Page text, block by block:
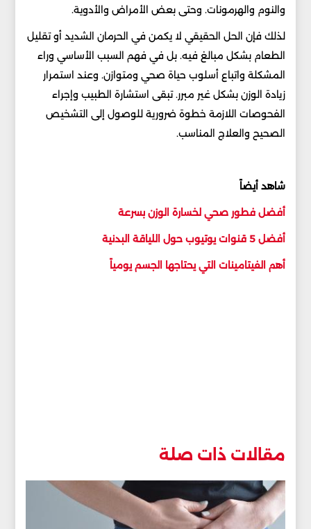
والنوم والهرمونات. وحتى بعض الأمراض والأدوية.
لذلك فإن الحل الحقيقي لا يكمن في الحرمان الشديد أو تقليل
الطعام بشكل مبالغ فيه. بل في فهم السبب الأساسي وراء
المشكلة واتباع أسلوب حياة صحي ومتوازن. وعند استمرار
زيادة الوزن بشكل غير مبرر. تبقى استشارة الطبيب وإجراء
الفحوصات اللازمة خطوة ضرورية للوصول إلى التشخيص
الصحيح والعلاج المناسب.
شاهد أيضاً
أفضل فطور صحي لخسارة الوزن بسرعة
أفضل 5 قنوات يوتيوب حول اللياقة البدنية
أهم الفيتامينات التي يحتاجها الجسم يومياً
مقالات ذات صلة